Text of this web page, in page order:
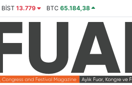
BİST13.779 BTC 65.184,38